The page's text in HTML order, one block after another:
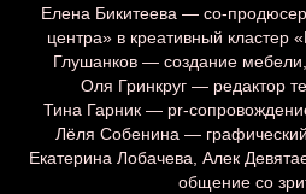
Елена Бикитеева — со-
центра» в креативный кластер
Глушанков — создание
Оля Гринкруг — редактор
Тина Гарник — pr-
Лёля Собенина —
Екатерина Лобачева, Алек
общение со